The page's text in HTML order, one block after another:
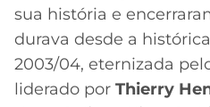
sua história e
durava desde a
2003/04, eternizada
liderado por Thierry